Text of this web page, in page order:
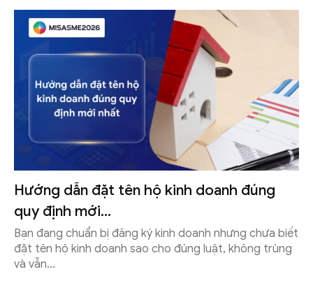
Hướng dẫn đặt tên hộ kinh doanh đúng
quy định mới...
Bạn đang chuẩn bị đăng ký kinh doanh nhưng chưa biết
đặt tên hộ kinh doanh sao cho đúng luật, không trùng
và vẫn...